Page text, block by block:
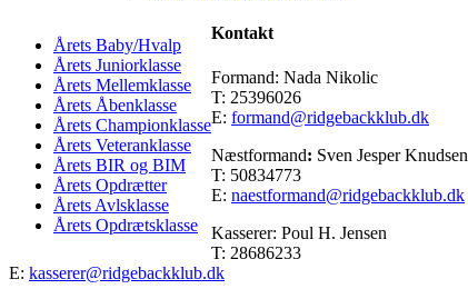
Årets Baby/Hvalp
Årets Juniorklasse
Årets Mellemklasse
Årets Åbenklasse
Årets Championklasse
Årets Veteranklasse
Årets BIR og BIM
Årets Opdrætter
Årets Avlsklasse
Årets Opdrætsklasse
Kontakt
Formand: Nada Nikolic
T: 25396026
E: formand@ridgebackklub.dk
Næstformand: Sven Jesper Knudsen
T: 50834773
E: naestformand@ridgebackklub.dk
Kasserer: Poul H. Jensen
T: 28686233
E: kasserer@ridgebackklub.dk